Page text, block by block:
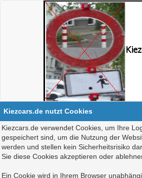
Kiezcars.de nutzt Cookies
Kiezcars.de verwendet Cookies, um Ihre
gespeichert sind, um die Nutzung der
werden und stellen kein Sicherheitsrisiko
Sie diese Cookies akzeptieren oder
Ein Cookie wird in Ihrem Browser